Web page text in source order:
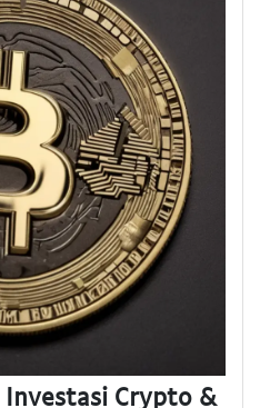
Investasi Crypto &